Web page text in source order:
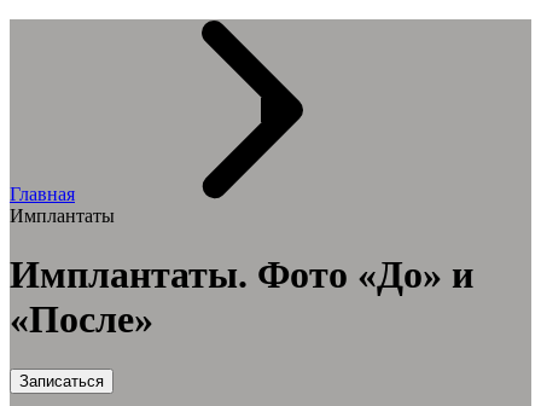
Главная
Имплантаты
Имплантаты. Фото «До» и
«После»
Записаться